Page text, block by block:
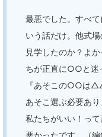
最悪でした。すべ
いう話だけ。他式
見学したのか？よ
ちが正直に○○と迷
『あそこの○○は
あそこ選ぶ必要あ
私たちがいい！っ